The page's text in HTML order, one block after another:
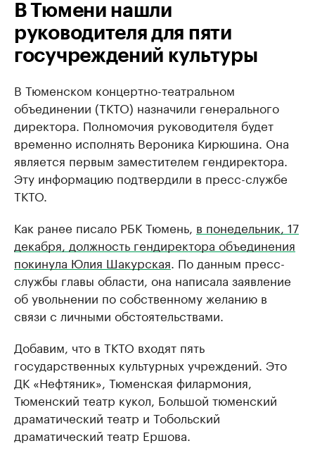
В Тюмени нашли
руководителя для пяти
госучреждений культуры
В Тюменском концертно-театральном
объединении (ТКТО) назначили генерального
директора. Полномочия руководителя будет
временно исполнять Вероника Кирюшина. Она
является первым заместителем гендиректора.
Эту информацию подтвердили в пресс-службе
ТКТО.
Как ранее писало РБК Тюмень, в понедельник, 17
декабря, должность гендиректора объединения
покинула Юлия Шакурская . По данным пресс-
службы главы области, она написала заявление
об увольнении по собственному желанию в
связи с личными обстоятельствами.
Добавим, что в ТКТО входят пять
государственных культурных учреждений. Это
ДК «Нефтяник», Тюменская филармония,
Тюменский театр кукол, Большой тюменский
драматический театр и Тобольский
драматический театр Ершова.